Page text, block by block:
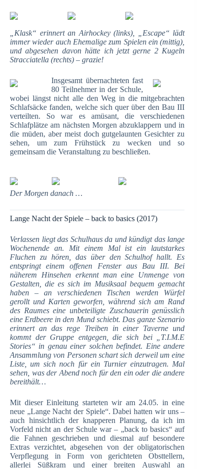
„Klask“ erinnert an Airhockey (links), „Escape“ lädt
immer wieder auch Ehemalige zum Spielen ein (mittig),
und abgesehen davon hätte ich jetzt gerne 2 Kugeln
Stracciatella (rechts) – grazie!
Insgesamt übernachteten fast
80 Teilnehmer in der Schule,
wobei längst nicht alle den Weg in die mitgebrachten
Schlafsäcke fanden, welche sich quer über den Bau III
verteilten. So war es amüsant, die verschiedenen
Schlafplätze am nächsten Morgen abzuklappern und in
die müden, aber meist doch gutgelaunten Gesichter zu
sehen, um zum Frühstück zu wecken und so
gemeinsam die Veranstaltung zu beschließen.
Der Morgen danach …
Lange Nacht der Spiele – back to basics (2017)
Verlassen liegt das Schulhaus da und kündigt das lange
Wochenende an. Mit einem Mal ist ein lautstarkes
Fluchen zu hören, das über den Schulhof hallt. Es
entspringt einem offenen Fenster aus Bau III. Bei
näherem Hinsehen erkennt man eine Unmenge von
Gestalten, die es sich im Musiksaal bequem gemacht
haben – an verschiedenen Tischen werden Würfel
gerollt und Karten geworfen, während sich am Rand
des Raumes eine unbeteiligte Zuschauerin genüsslich
eine Erdbeere in den Mund schiebt. Das ganze Szenario
erinnert an das rege Treiben in einer Taverne und
kommt der Gruppe entgegen, die sich bei „T.I.M.E
Stories“ in genau einer solchen befindet. Eine andere
Ansammlung von Personen schart sich derweil um eine
Liste, um sich noch für ein Turnier einzutragen. Mal
sehen, was der Abend noch für den ein oder die andere
bereithält…
Mit dieser Einleitung starteten wir am 24.05. in eine
neue „Lange Nacht der Spiele“. Dabei hatten wir uns –
auch hinsichtlich der knapperen Planung, da ich im
Vorfeld nicht an der Schule war – „back to basics“ auf
die Fahnen geschrieben und diesmal auf besondere
Extras verzichtet, abgesehen von der obligatorischen
Verpflegung in Form von gerichteten Obsttellern,
allerlei Süßkram und einer breiten Auswahl an